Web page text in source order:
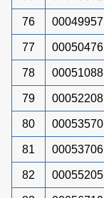
76 00049957
77 00050476
78 00051088
79 00052208
80 00053570
81 00053706
82 00055205